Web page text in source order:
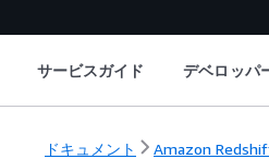
サービスガイド デベロッパ
ドキュメント Amazon